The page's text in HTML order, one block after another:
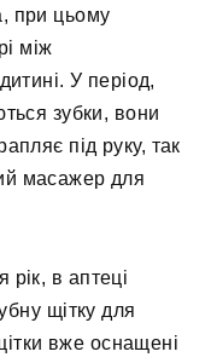
при цьому
між
У період,
зубки, вони
під руку, так
масажер для
рік, в аптеці
щітку для
щітки вже оснащені